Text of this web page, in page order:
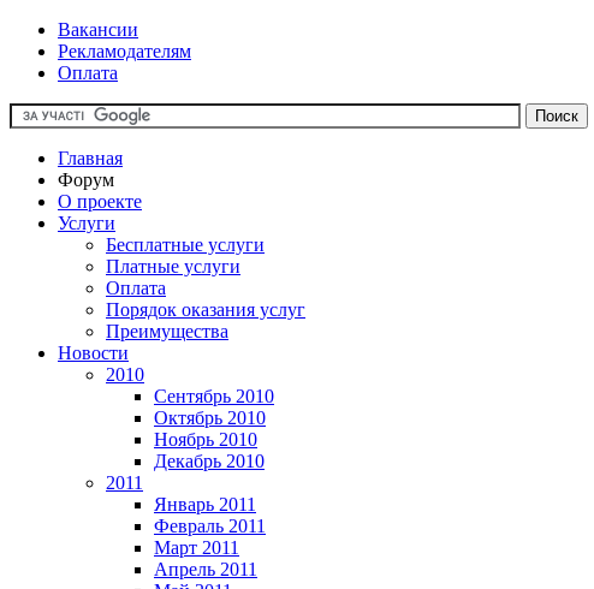
Вакансии
Рекламодателям
Оплата
Главная
Форум
О проекте
Услуги
Бесплатные услуги
Платные услуги
Оплата
Порядок оказания услуг
Преимущества
Новости
2010
Сентябрь 2010
Октябрь 2010
Ноябрь 2010
Декабрь 2010
2011
Январь 2011
Февраль 2011
Март 2011
Апрель 2011